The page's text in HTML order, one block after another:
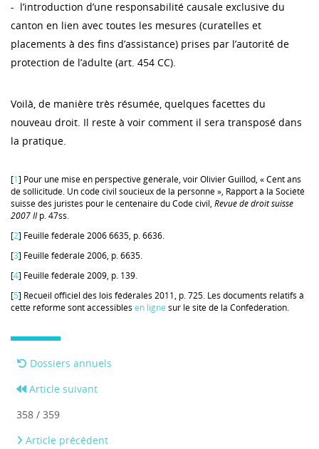
- l’introduction d’une responsabilité causale exclusive du
canton en lien avec toutes les mesures (curatelles et
placements à des fins d’assistance) prises par l’autorité de
protection de l’adulte (art. 454 CC).
Voilà, de manière très résumée, quelques facettes du
nouveau droit. Il reste à voir comment il sera transposé dans
la pratique.
[1] Pour une mise en perspective générale, voir Olivier Guillod, « Cent ans
de sollicitude. Un code civil soucieux de la personne », Rapport à la Société
suisse des juristes pour le centenaire du Code civil, Revue de droit suisse
2007 IIp. 47ss.
[2] Feuille fédérale 2006 6635, p. 6636.
[3] Feuille fédérale 2006, p. 6635.
[4] Feuille fédérale 2009, p. 139.
[5] Recueil officiel des lois fédérales 2011, p. 725. Les documents relatifs à
cette réforme sont accessibles en ligne sur le site de la Confédération.
Dossiers annuels
Article suivant
358 / 359
Article précédent